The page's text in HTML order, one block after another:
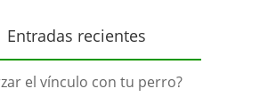
Entradas recientes
el vínculo con tu perro?